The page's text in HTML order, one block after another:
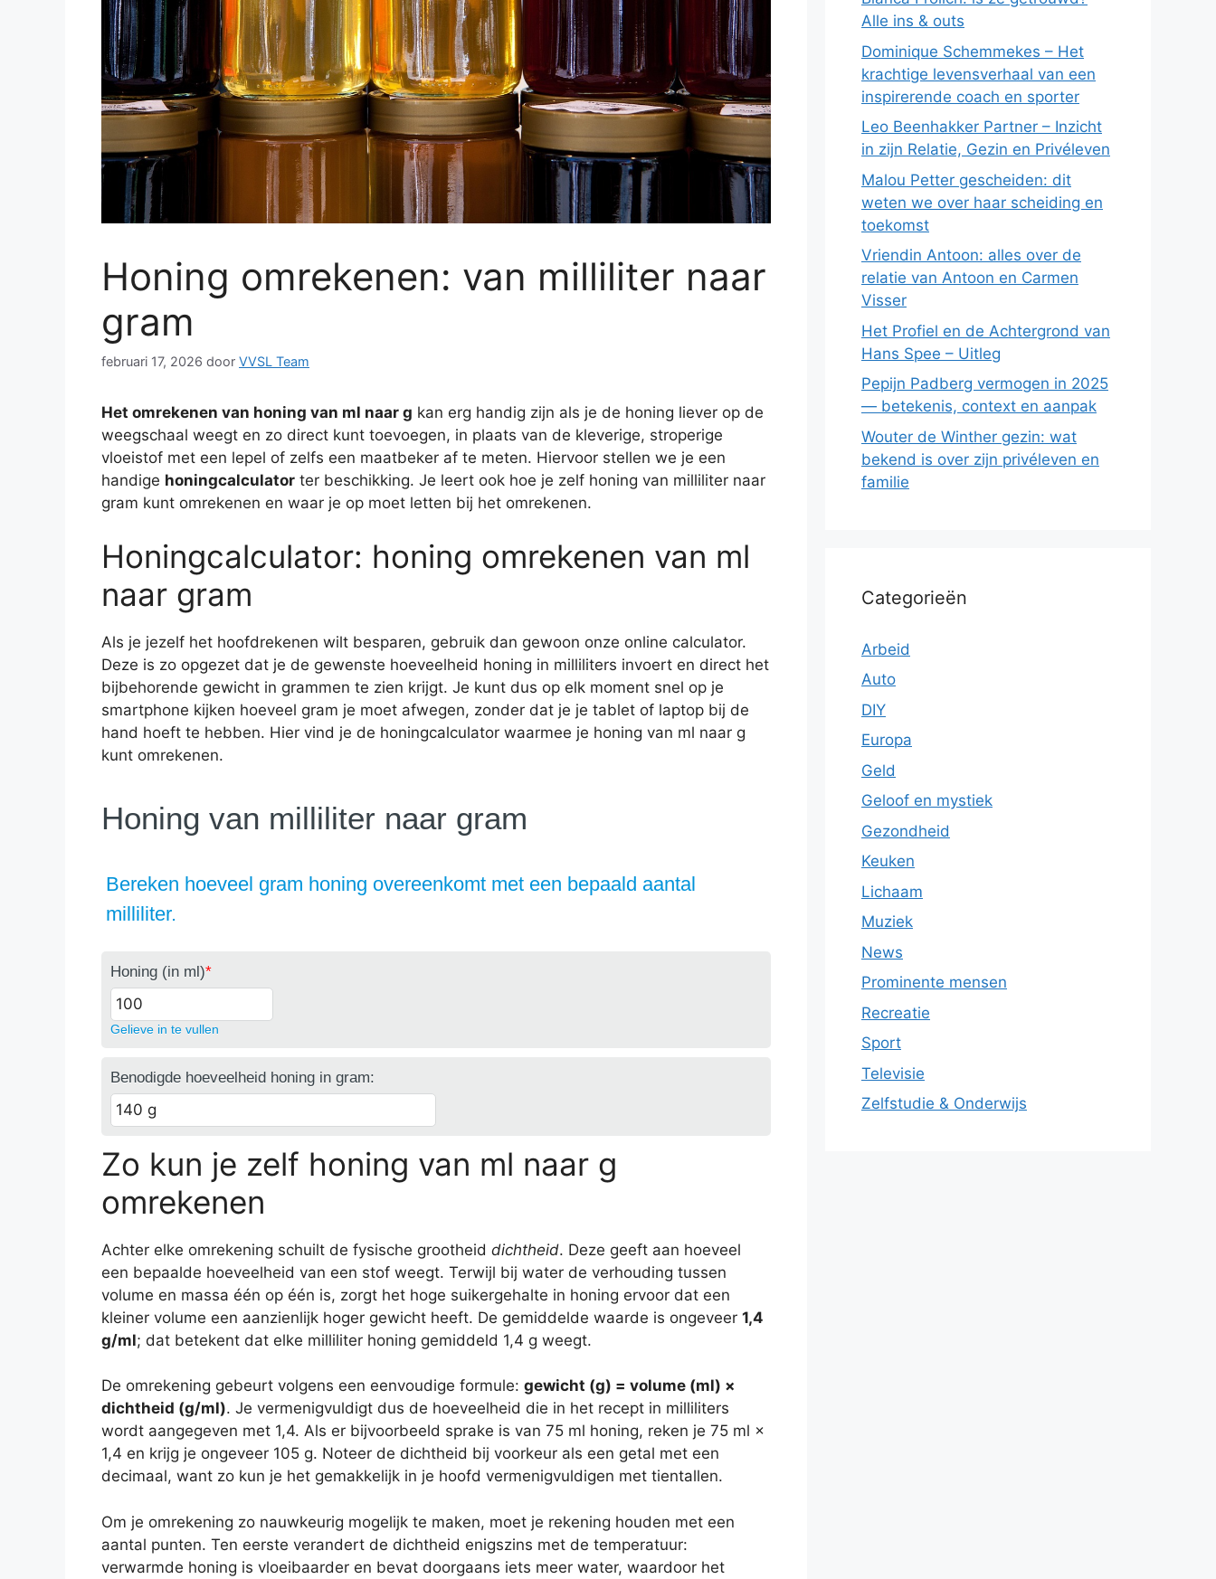
Honing omrekenen: van milliliter naar
gram
februari 17, 2026 door VVSL Team
Het omrekenen van honing van ml naar g kan erg handig zijn als je de honing liever op de
weegschaal weegt en zo direct kunt toevoegen, in plaats van de kleverige, stroperige
vloeistof met een lepel of zelfs een maatbeker af te meten. Hiervoor stellen we je een
handige honingcalculator ter beschikking. Je leert ook hoe je zelf honing van milliliter naar
gram kunt omrekenen en waar je op moet letten bij het omrekenen.
Honingcalculator: honing omrekenen van ml
naar gram
Als je jezelf het hoofdrekenen wilt besparen, gebruik dan gewoon onze online calculator.
Deze is zo opgezet dat je de gewenste hoeveelheid honing in milliliters invoert en direct het
bijbehorende gewicht in grammen te zien krijgt. Je kunt dus op elk moment snel op je
smartphone kijken hoeveel gram je moet afwegen, zonder dat je je tablet of laptop bij de
hand hoeft te hebben. Hier vind je de honingcalculator waarmee je honing van ml naar g
kunt omrekenen.
Honing van milliliter naar gram
Bereken hoeveel gram honing overeenkomt met een bepaald aantal
milliliter.
Honing (in ml)*
Gelieve in te vullen
Benodigde hoeveelheid honing in gram:
Zo kun je zelf honing van ml naar g
omrekenen
Achter elke omrekening schuilt de fysische grootheid dichtheid. Deze geeft aan hoeveel
een bepaalde hoeveelheid van een stof weegt. Terwijl bij water de verhouding tussen
volume en massa één op één is, zorgt het hoge suikergehalte in honing ervoor dat een
kleiner volume een aanzienlijk hoger gewicht heeft. De gemiddelde waarde is ongeveer 1,4
g/ml; dat betekent dat elke milliliter honing gemiddeld 1,4 g weegt.
De omrekening gebeurt volgens een eenvoudige formule: gewicht (g) = volume (ml) ×
dichtheid (g/ml). Je vermenigvuldigt dus de hoeveelheid die in het recept in milliliters
wordt aangegeven met 1,4. Als er bijvoorbeeld sprake is van 75 ml honing, reken je 75 ml ×
1,4 en krijg je ongeveer 105 g. Noteer de dichtheid bij voorkeur als een getal met een
decimaal, want zo kun je het gemakkelijk in je hoofd vermenigvuldigen met tientallen.
Om je omrekening zo nauwkeurig mogelijk te maken, moet je rekening houden met een
aantal punten. Ten eerste verandert de dichtheid enigszins met de temperatuur:
verwarmde honing is vloeibaarder en bevat doorgaans iets meer water, waardoor het
Alle ins & outs
Dominique Schemmekes – Het
krachtige levensverhaal van een
inspirerende coach en sporter
Leo Beenhakker Partner – Inzicht
in zijn Relatie, Gezin en Privéleven
Malou Petter gescheiden: dit
weten we over haar scheiding en
toekomst
Vriendin Antoon: alles over de
relatie van Antoon en Carmen
Visser
Het Profiel en de Achtergrond van
Hans Spee – Uitleg
Pepijn Padberg vermogen in 2025
— betekenis, context en aanpak
Wouter de Winther gezin: wat
bekend is over zijn privéleven en
familie
Categorieën
Arbeid
Auto
DIY
Europa
Geld
Geloof en mystiek
Gezondheid
Keuken
Lichaam
Muziek
News
Prominente mensen
Recreatie
Sport
Televisie
Zelfstudie & Onderwijs